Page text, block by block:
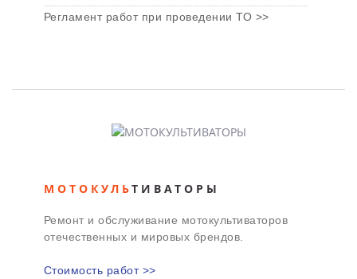
Регламент работ при проведении ТО >>
МОТОКУЛЬТИВАТОРЫ
Ремонт и обслуживание мотокультиваторов
отечественных и мировых брендов.
Стоимость работ >>